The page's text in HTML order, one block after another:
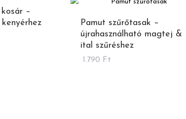
–
Pamut szűrőtasak –
újrahasználható magtej &
ital szűréshez
1.790 Ft